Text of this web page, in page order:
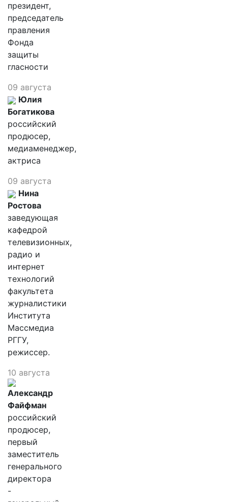
президент,
председатель
правления
Фонда
защиты
гласности
09 августа
Юлия
Богатикова
российский
продюсер,
медиаменеджер,
актриса
09 августа
Нина
Ростова
заведующая
кафедрой
телевизионных,
радио и
интернет
технологий
факультета
журналистики
Института
Массмедиа
РГГУ,
режиссер.
10 августа
Александр
Файфман
российский
продюсер,
первый
заместитель
генерального
директора
-